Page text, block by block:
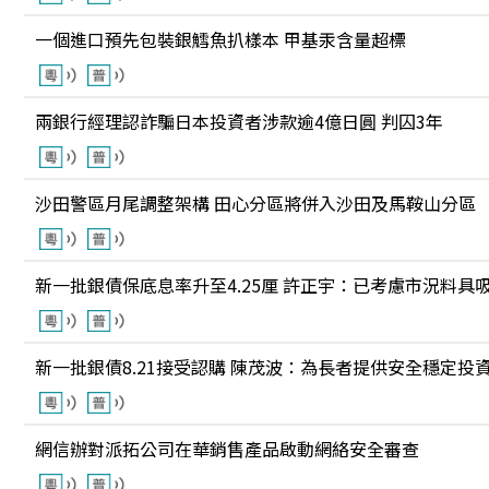
一個進口預先包裝銀鱈魚扒樣本 甲基汞含量超標
兩銀行經理認詐騙日本投資者涉款逾4億日圓 判囚3年
沙田警區月尾調整架構 田心分區將併入沙田及馬鞍山分區
新一批銀債保底息率升至4.25厘 許正宇：已考慮市況料具
新一批銀債8.21接受認購 陳茂波：為長者提供安全穩定投
網信辦對派拓公司在華銷售產品啟動網絡安全審查